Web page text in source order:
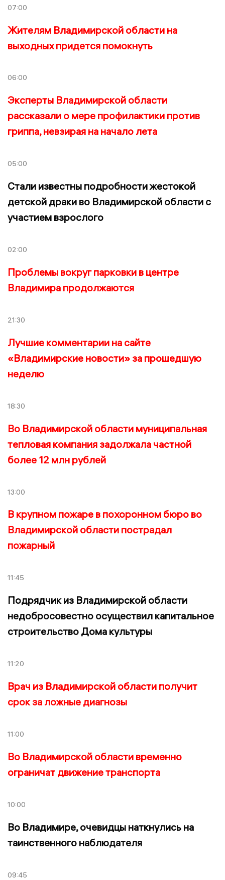
07:00
Жителям Владимирской области на
выходных придется помокнуть
06:00
Эксперты Владимирской области
рассказали о мере профилактики против
гриппа, невзирая на начало лета
05:00
Стали известны подробности жестокой
детской драки во Владимирской области с
участием взрослого
02:00
Проблемы вокруг парковки в центре
Владимира продолжаются
21:30
Лучшие комментарии на сайте
«Владимирские новости» за прошедшую
неделю
18:30
Во Владимирской области муниципальная
тепловая компания задолжала частной
более 12 млн рублей
13:00
В крупном пожаре в похоронном бюро во
Владимирской области пострадал
пожарный
11:45
Подрядчик из Владимирской области
недобросовестно осуществил капитальное
строительство Дома культуры
11:20
Врач из Владимирской области получит
срок за ложные диагнозы
11:00
Во Владимирской области временно
ограничат движение транспорта
10:00
Во Владимире, очевидцы наткнулись на
таинственного наблюдателя
09:45